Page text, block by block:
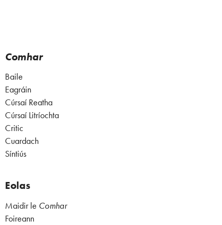
Comhar
Baile
Eagráin
Cúrsaí Reatha
Cúrsaí Litríochta
Critic
Cuardach
Síntiús
Eolas
Maidir le Comhar
Foireann